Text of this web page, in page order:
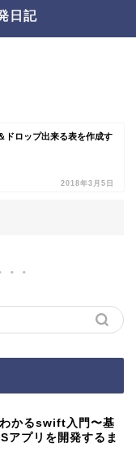
日記
ドロップ出来る表を作成す
2018年3月5日
かるswift入門〜基
アプリを開発するま